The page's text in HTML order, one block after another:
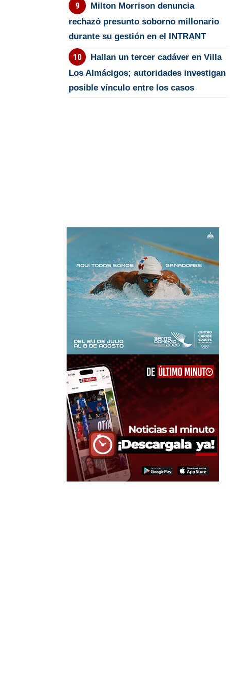
Milton Morrison denuncia
rechazó presunto soborno millonario
durante su gestión en el INTRANT
Hallan un tercer cadáver en Villa
Los Almácigos; autoridades investigan
posible vínculo entre los casos